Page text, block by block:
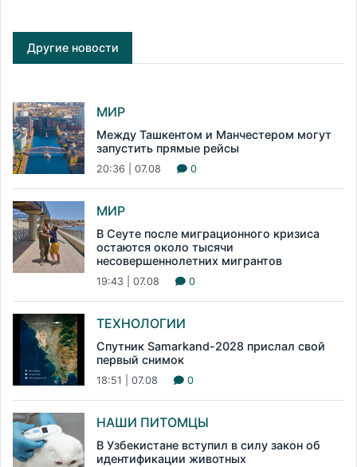
Другие новости
МИР
Между Ташкентом и Манчестером могут
запустить прямые рейсы
20:36 | 07.08 0
МИР
В Сеуте после миграционного кризиса
остаются около тысячи
несовершеннолетних мигрантов
19:43 | 07.08 0
ТЕХНОЛОГИИ
Спутник Samarkand-2028 прислал свой
первый снимок
18:51 | 07.08 0
НАШИ ПИТОМЦЫ
В Узбекистане вступил в силу закон об
идентификации животных